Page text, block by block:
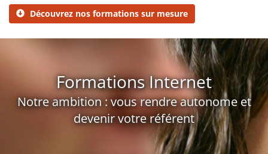
Découvrez nos formations sur mesure
Formations Internet
Notre ambition : vous rendre autonome et
devenir votre référent